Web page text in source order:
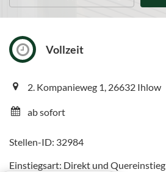
Vollzeit
2. Kompanieweg 1, 26632 Ihlow
ab sofort
Stellen-ID: 32984
Einstiegsart: Direkt und Quereinstieg